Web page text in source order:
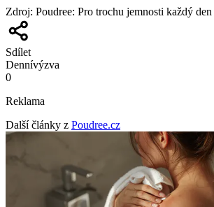
Zdroj: Poudree: Pro trochu jemnosti každý den
Sdílet
Dennívýzva
0
Reklama
Další články z Poudree.cz